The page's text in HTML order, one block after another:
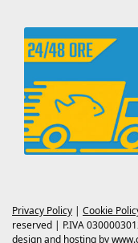
Privacy Policy | Cookie
reserved | P.IVA
design and hosting by